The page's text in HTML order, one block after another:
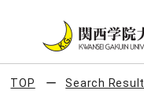
TOP Search Result